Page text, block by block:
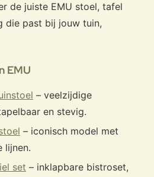
de juiste EMU stoel, tafel
die past bij jouw tuin,
EMU
– veelzijdige
en stevig.
– iconisch model met
lijnen.
set – inklapbare bistroset,